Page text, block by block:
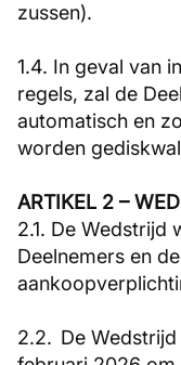
zussen).
1.4. In geval van
regels, zal de
automatisch en
worden
ARTIKEL 2 –
2.1. De Wedstrijd
Deelnemers en
2.2. De